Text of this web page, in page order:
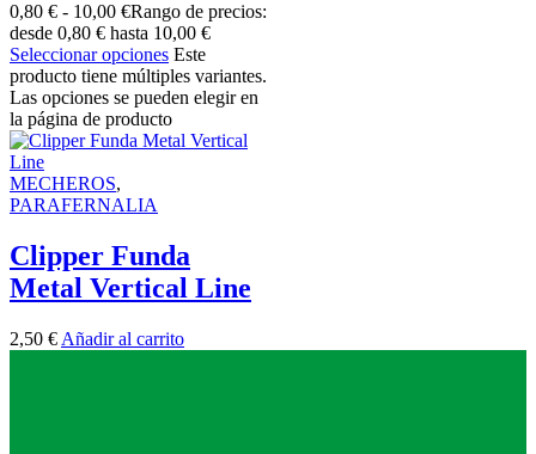
0,80 € - 10,00 €Rango de precios:
desde 0,80 € hasta 10,00 €
Seleccionar opciones Este
producto tiene múltiples variantes.
Las opciones se pueden elegir en
la página de producto
MECHEROS,
PARAFERNALIA
Clipper Funda
Metal Vertical Line
2,50 € Añadir al carrito